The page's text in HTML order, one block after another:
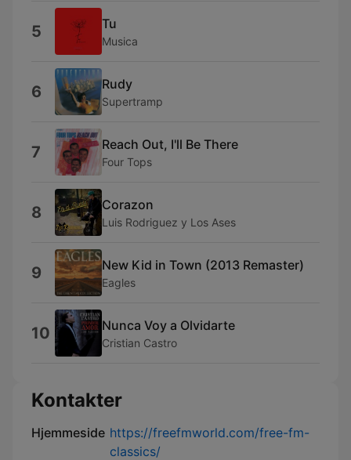
5 Tu
Musica
6 Rudy
Supertramp
7 Reach Out, I'll Be There
Four Tops
8 Corazon
Luis Rodriguez y Los Ases
9 New Kid in Town (2013 Remaster)
Eagles
10 Nunca Voy a Olvidarte
Cristian Castro
Kontakter
Hjemmeside https://freefmworld.com/free-fm-
classics/